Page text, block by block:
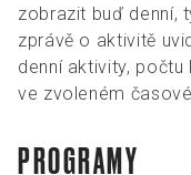
zobrazit buď denní,
zprávě o aktivitě
denní aktivity,
ve zvoleném
PROGRAMY